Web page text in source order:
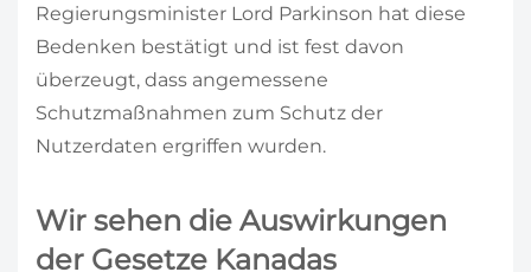
Regierungsminister Lord Parkinson hat diese
Bedenken bestätigt und ist fest davon
überzeugt, dass angemessene
Schutzmaßnahmen zum Schutz der
Nutzerdaten ergriffen wurden.
Wir sehen die Auswirkungen
der Gesetze Kanadas